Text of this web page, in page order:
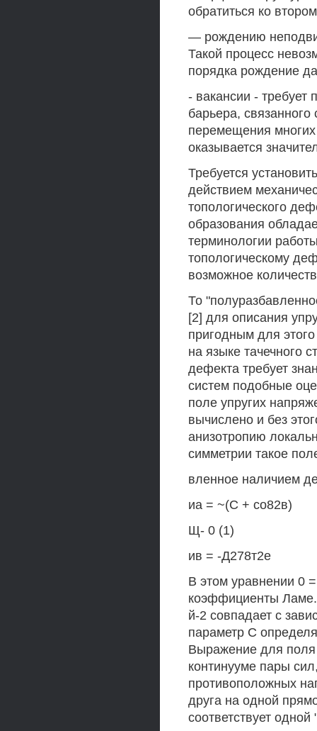
обратиться ко
— рождению
Такой процесс
порядка рождение
- вакансии - требует
барьера,
перемещения многих
оказывается
Требуется
действием
топологического
образования
терминологии
топологическому
возможное
То
[2] для описания
пригодным для
на языке тачечного
дефекта требует
систем подобные
поле упругих
вычислено и без
анизотропию
симметрии такое
вленное наличием
иа = ~(С + со82в)
Щ- 0 (1)
ив = -Д278т2е
В этом уравнении 0
коэффициенты
й-2 совпадает с
параметр С
Выражение для поля
континууме пары
противоположных
друга на одной
соответствует